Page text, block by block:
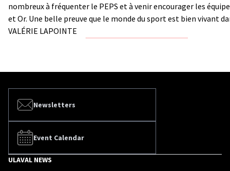
nombreux à fréquenter le PEPS et à venir encourager les
et Or. Une belle preuve que le monde du sport est bien vivant
VALÉRIE LAPOINTE
Newsletters
Event Calendar
ULAVAL NEWS